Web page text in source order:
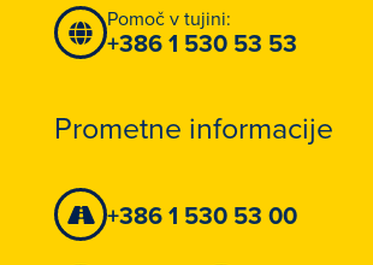
Pomoč v tujini:
+386 1 530 53 53
Prometne informacije
+386 1 530 53 00